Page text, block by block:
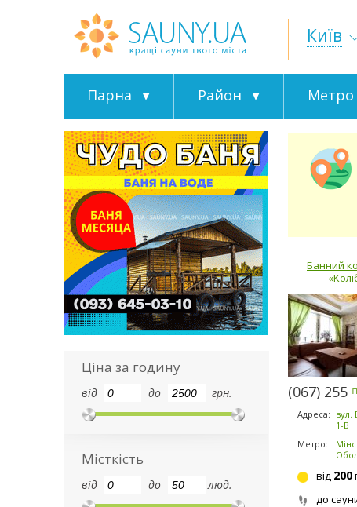
Київ
Парна Район Метро
Банний
(067) 255-
Адреса: вул.
1-В
Метро:
від 200
до
Ціна за годину
від до грн.
Місткість
від до люд.